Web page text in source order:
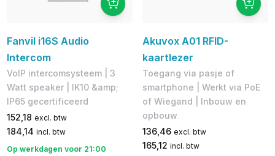
Fanvil i16S Audio
Intercom
VoIP intercomsysteem | 3
Watt speaker | IK10 &amp;
IP65 gecertificeerd
152,18 excl. btw
184,14 incl. btw
Op werkdagen voor 21:00
Akuvox A01 RFID-
kaartlezer
Toegang via pasje of
smartphone | Werkt via PoE
of Wiegand | Inbouw en
opbouw
136,46 excl. btw
165,12 incl. btw